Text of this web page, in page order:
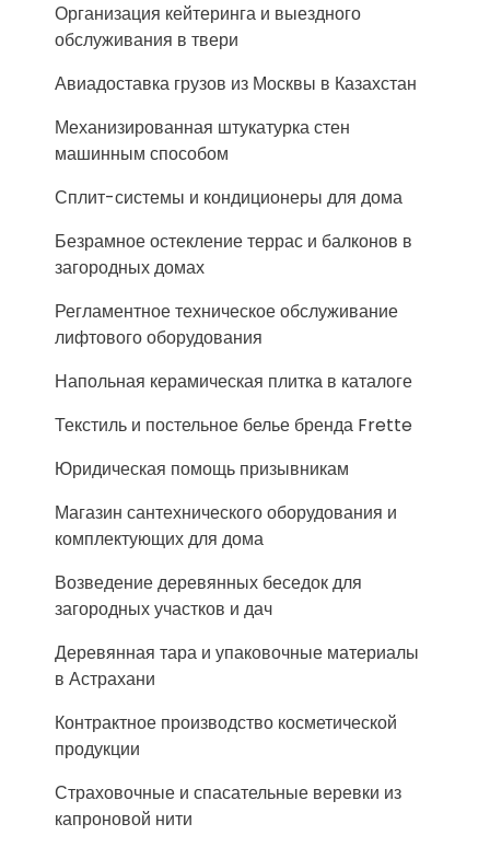
Организация кейтеринга и выездного
обслуживания в твери
Авиадоставка грузов из Москвы в Казахстан
Механизированная штукатурка стен
машинным способом
Сплит-системы и кондиционеры для дома
Безрамное остекление террас и балконов в
загородных домах
Регламентное техническое обслуживание
лифтового оборудования
Напольная керамическая плитка в каталоге
Текстиль и постельное белье бренда Frette
Юридическая помощь призывникам
Магазин сантехнического оборудования и
комплектующих для дома
Возведение деревянных беседок для
загородных участков и дач
Деревянная тара и упаковочные материалы
в Астрахани
Контрактное производство косметической
продукции
Страховочные и спасательные веревки из
капроновой нити